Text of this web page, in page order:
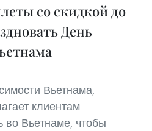
со скидкой до
День
Вьетнама,
клиентам
во Вьетнаме, чтобы